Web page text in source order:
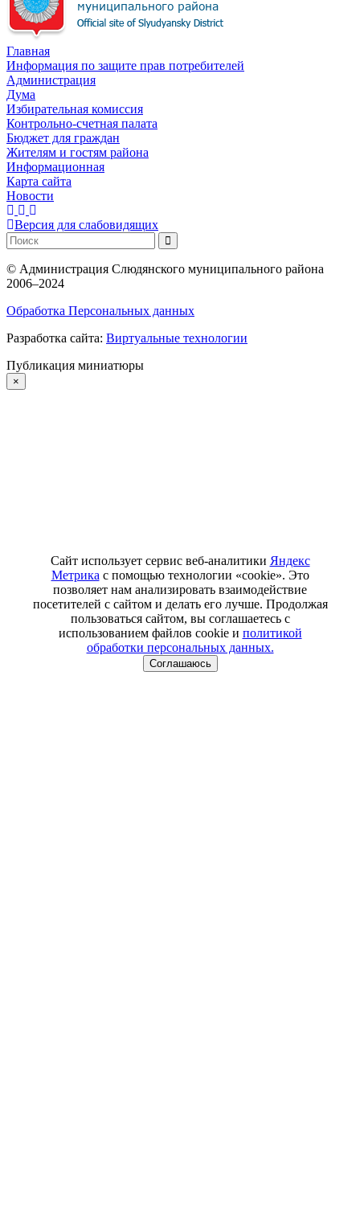
Главная
Информация по защите прав потребителей
Администрация
Дума
Избирательная комиссия
Контрольно-счетная палата
Бюджет для граждан
Жителям и гостям района
Информационная
Карта сайта
Новости
Версия для слабовидящих
© Администрация Слюдянского муниципального района
2006–2024
Обработка Персональных данных
Разработка сайта: Виртуальные технологии
Публикация миниатюры
×
Сайт использует сервис веб-аналитики Яндекс
Метрика с помощью технологии «cookie». Это
позволяет нам анализировать взаимодействие
посетителей с сайтом и делать его лучше. Продолжая
пользоваться сайтом, вы соглашаетесь с
использованием файлов cookie и политикой
обработки персональных данных.
Соглашаюсь